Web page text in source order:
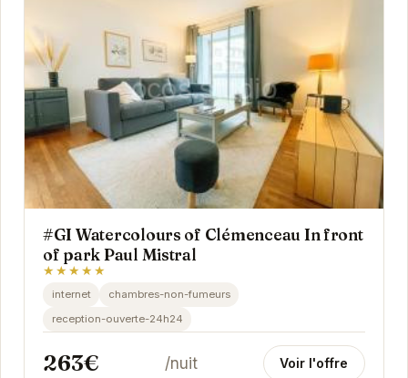
#GI Watercolours of Clémenceau In front
of park Paul Mistral
★★★★★
internet
chambres-non-fumeurs
reception-ouverte-24h24
263€ /nuit Voir l'offre